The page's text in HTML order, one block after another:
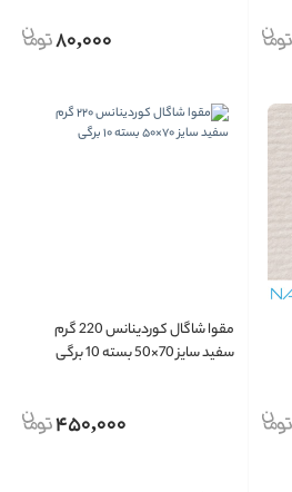
80,000
مقوا شاگال کوردینانس 220 گرم
سفید سایز 70×50 بسته 10 برگی
450,000